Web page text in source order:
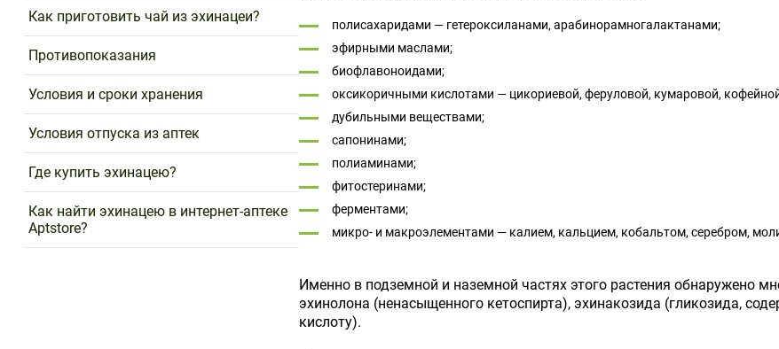
Как приготовить чай из эхинацеи?
Противопоказания
Условия и сроки хранения
Условия отпуска из аптек
Где купить эхинацею?
Как найти эхинацею в интернет-аптеке
Aptstore?
полисахаридами — гетероксиланами, арабинорамногалактанами;
эфирными маслами;
биофлавоноидами;
оксикоричными кислотами — цикориевой, феруловой, кумаровой,
дубильными веществами;
сапонинами;
полиаминами;
фитостеринами;
ферментами;
микро- и макроэлементами — калием, кальцием, кобальтом, серебром,
Именно в подземной и наземной частях этого растения обнаружено
эхинолона (ненасыщенного кетоспирта), эхинакозида (гликозида,
кислоту).